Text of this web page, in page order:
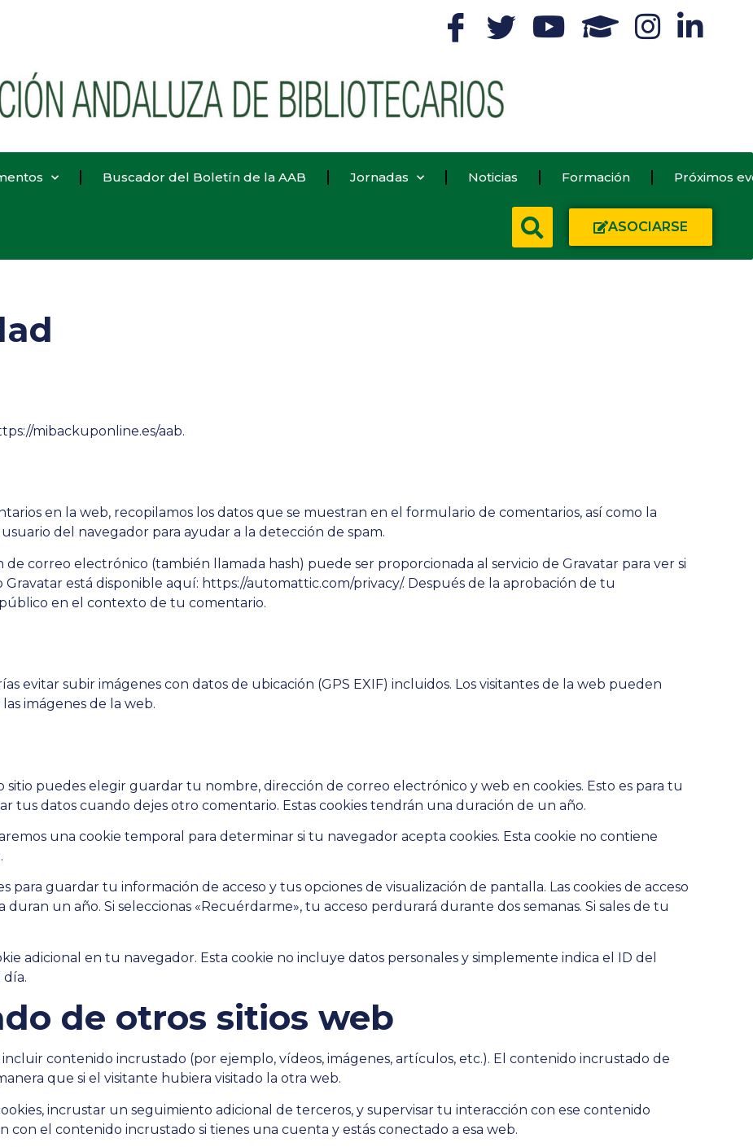
Buscador del Boletín de la AAB Jornadas Noticias Formación Próximos
ASOCIARSE
mibackuponline.es/aab.
en la web, recopilamos los datos que se muestran en el formulario de comentarios, así como la
del navegador para ayudar a la detección de spam.
correo electrónico (también llamada hash) puede ser proporcionada al servicio de Gravatar para ver si
Gravatar está disponible aquí: https://automattic.com/privacy/. Después de la aprobación de tu
en el contexto de tu comentario.
evitar subir imágenes con datos de ubicación (GPS EXIF) incluidos. Los visitantes de la web pueden
imágenes de la web.
sitio puedes elegir guardar tu nombre, dirección de correo electrónico y web en cookies. Esto es para tu
tus datos cuando dejes otro comentario. Estas cookies tendrán una duración de un año.
una cookie temporal para determinar si tu navegador acepta cookies. Esta cookie no contiene
para guardar tu información de acceso y tus opciones de visualización de pantalla. Las cookies de acceso
un año. Si seleccionas «Recuérdarme», tu acceso perdurará durante dos semanas. Si sales de tu
adicional en tu navegador. Esta cookie no incluye datos personales y simplemente indica el ID del
día.
de otros sitios web
contenido incrustado (por ejemplo, vídeos, imágenes, artículos, etc.). El contenido incrustado de
que si el visitante hubiera visitado la otra web.
incrustar un seguimiento adicional de terceros, y supervisar tu interacción con ese contenido
el contenido incrustado si tienes una cuenta y estás conectado a esa web.